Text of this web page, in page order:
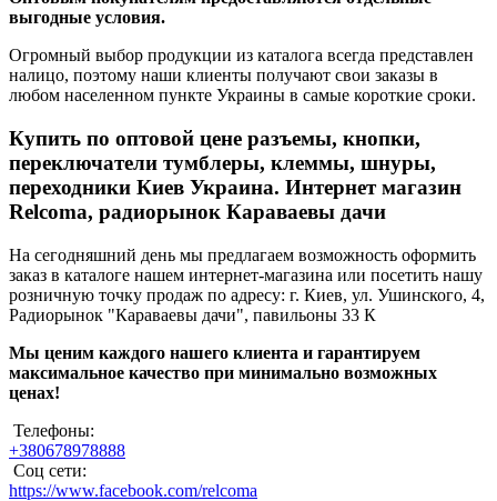
выгодные условия.
Огромный выбор продукции из каталога всегда представлен
налицо, поэтому наши клиенты получают свои заказы в
любом населенном пункте Украины в самые короткие сроки.
Купить по оптовой цене разъемы, кнопки,
переключатели тумблеры, клеммы, шнуры,
переходники Киев Украина. Интернет магазин
Relcoma, радиорынок Караваевы дачи
На сегодняшний день мы предлагаем возможность оформить
заказ в каталоге нашем интернет-магазина или посетить нашу
розничную точку продаж по адресу: г. Киев, ул. Ушинского, 4,
Радиорынок "Караваевы дачи", павильоны 33 К
Мы ценим каждого нашего клиента и гарантируем
максимальное качество при минимально возможных
ценах!
Телефоны:
+380678978888
Соц сети:
https://www.facebook.com/relcoma